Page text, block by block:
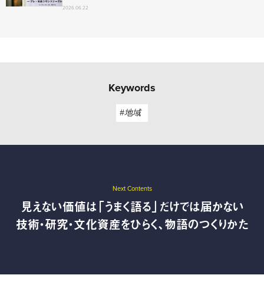
2026.06.22
Keywords
#地域
Next Contents
見えない価値は「うまく語る」だけでは届かない
技術・研究・文化資産をひらく、物語のつくりかた